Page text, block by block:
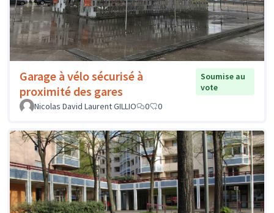
Garage à vélo sécurisé à
proximité des gares
Soumise au
vote
Nicolas David Laurent GILLIO
0 0